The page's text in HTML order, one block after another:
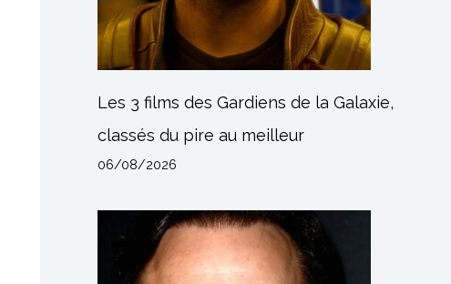
Les 3 films des Gardiens de la Galaxie,
classés du pire au meilleur
06/08/2026